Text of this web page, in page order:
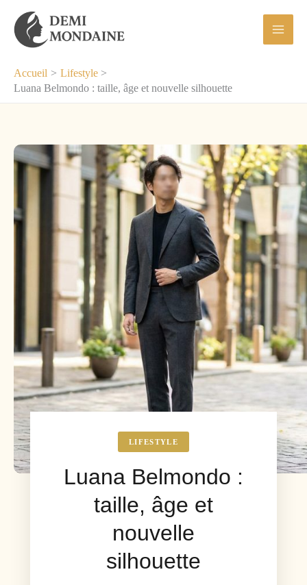
contenu
Accueil
Lifestyle
Luana Belmondo : taille, âge et nouvelle silhouette
LIFESTYLE
Luana Belmondo :
taille, âge et
nouvelle
silhouette